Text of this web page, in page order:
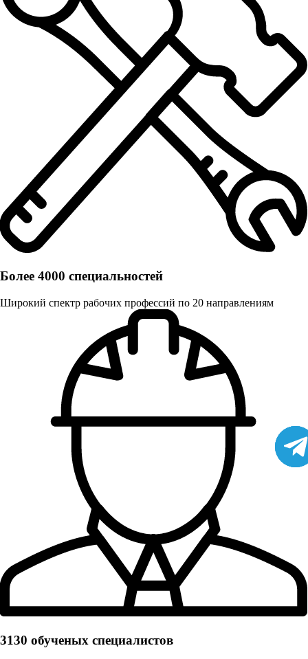
Более 4000 специальностей
Широкий спектр рабочих профессий по 20 направлениям
3130 обученых cпециалистов